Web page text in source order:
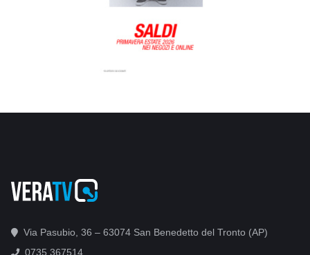
Via Pasubio, 36 – 63074 San Benedetto del Tronto (AP)
0735 367514